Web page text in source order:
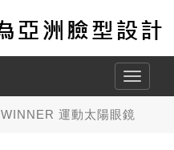
Toggle
WINNER 運動太陽眼鏡